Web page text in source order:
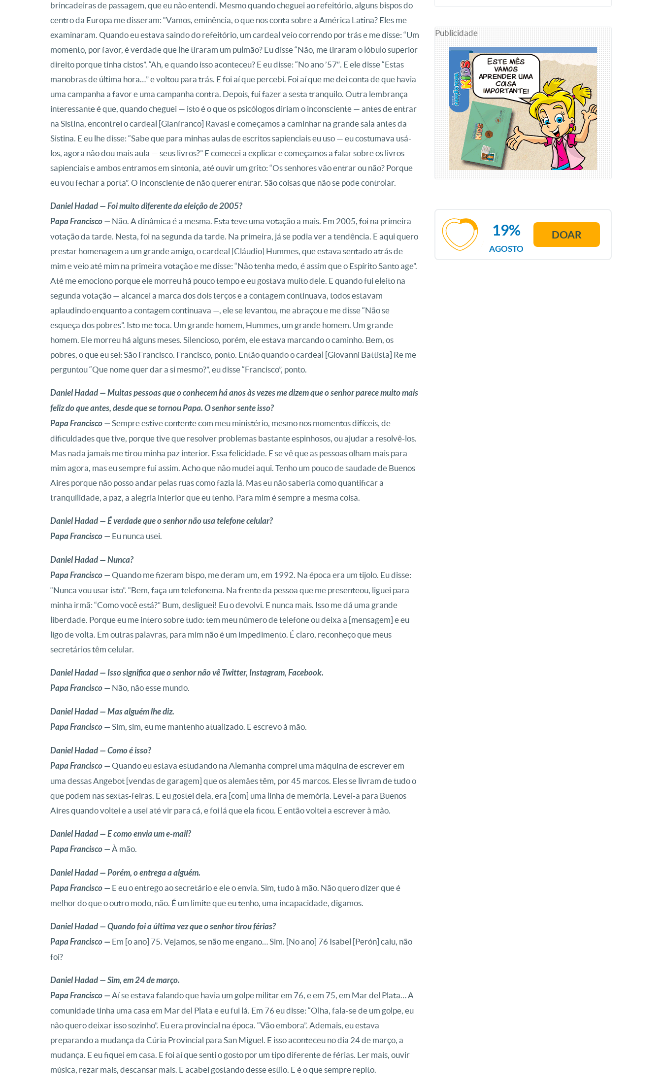
brincadeiras de passagem, que eu não entendi. Mesmo quando cheguei ao refeitório, alguns bispos do
centro da Europa me disseram: “Vamos, eminência, o que nos conta sobre a América Latina? Eles me
examinaram. Quando eu estava saindo do refeitório, um cardeal veio correndo por trás e me disse: “Um
momento, por favor, é verdade que lhe tiraram um pulmão? Eu disse “Não, me tiraram o lóbulo superior
direito porque tinha cistos”. “Ah, e quando isso aconteceu? E eu disse: “No ano ’57″. E ele disse “Estas
manobras de última hora…” e voltou para trás. E foi aí que percebi. Foi aí que me dei conta de que havia
uma campanha a favor e uma campanha contra. Depois, fui fazer a sesta tranquilo. Outra lembrança
interessante é que, quando cheguei — isto é o que os psicólogos diriam o inconsciente — antes de entrar
na Sistina, encontrei o cardeal [Gianfranco] Ravasi e começamos a caminhar na grande sala antes da
Sistina. E eu lhe disse: “Sabe que para minhas aulas de escritos sapienciais eu uso — eu costumava usá-
los, agora não dou mais aula — seus livros?” E comecei a explicar e começamos a falar sobre os livros
sapienciais e ambos entramos em sintonia, até ouvir um grito: “Os senhores vão entrar ou não? Porque
eu vou fechar a porta”. O inconsciente de não querer entrar. São coisas que não se pode controlar.
Daniel Hadad — Foi muito diferente da eleição de 2005?
Papa Francisco — Não. A dinâmica é a mesma. Esta teve uma votação a mais. Em 2005, foi na primeira
votação da tarde. Nesta, foi na segunda da tarde. Na primeira, já se podia ver a tendência. E aqui quero
prestar homenagem a um grande amigo, o cardeal [Cláudio] Hummes, que estava sentado atrás de
mim e veio até mim na primeira votação e me disse: “Não tenha medo, é assim que o Espírito Santo age”.
Até me emociono porque ele morreu há pouco tempo e eu gostava muito dele. E quando fui eleito na
segunda votação — alcancei a marca dos dois terços e a contagem continuava, todos estavam
aplaudindo enquanto a contagem continuava —, ele se levantou, me abraçou e me disse “Não se
esqueça dos pobres”. Isto me toca. Um grande homem, Hummes, um grande homem. Um grande
homem. Ele morreu há alguns meses. Silencioso, porém, ele estava marcando o caminho. Bem, os
pobres, o que eu sei: São Francisco. Francisco, ponto. Então quando o cardeal [Giovanni Battista] Re me
perguntou “Que nome quer dar a si mesmo?”, eu disse “Francisco”, ponto.
Daniel Hadad — Muitas pessoas que o conhecem há anos às vezes me dizem que o senhor parece muito mais
feliz do que antes, desde que se tornou Papa. O senhor sente isso?
Papa Francisco — Sempre estive contente com meu ministério, mesmo nos momentos difíceis, de
dificuldades que tive, porque tive que resolver problemas bastante espinhosos, ou ajudar a resolvê-los.
Mas nada jamais me tirou minha paz interior. Essa felicidade. E se vê que as pessoas olham mais para
mim agora, mas eu sempre fui assim. Acho que não mudei aqui. Tenho um pouco de saudade de Buenos
Aires porque não posso andar pelas ruas como fazia lá. Mas eu não saberia como quantificar a
tranquilidade, a paz, a alegria interior que eu tenho. Para mim é sempre a mesma coisa.
Daniel Hadad — É verdade que o senhor não usa telefone celular?
Papa Francisco — Eu nunca usei.
Daniel Hadad — Nunca?
Papa Francisco — Quando me fizeram bispo, me deram um, em 1992. Na época era um tijolo. Eu disse:
“Nunca vou usar isto”. “Bem, faça um telefonema. Na frente da pessoa que me presenteou, liguei para
minha irmã: “Como você está?” Bum, desliguei! Eu o devolvi. E nunca mais. Isso me dá uma grande
liberdade. Porque eu me intero sobre tudo: tem meu número de telefone ou deixa a [mensagem] e eu
ligo de volta. Em outras palavras, para mim não é um impedimento. É claro, reconheço que meus
secretários têm celular.
Daniel Hadad — Isso significa que o senhor não vê Twitter, Instagram, Facebook.
Papa Francisco — Não, não esse mundo.
Daniel Hadad — Mas alguém lhe diz.
Papa Francisco — Sim, sim, eu me mantenho atualizado. E escrevo à mão.
Daniel Hadad — Como é isso?
Papa Francisco — Quando eu estava estudando na Alemanha comprei uma máquina de escrever em
uma dessas Angebot [vendas de garagem] que os alemães têm, por 45 marcos. Eles se livram de tudo o
que podem nas sextas-feiras. E eu gostei dela, era [com] uma linha de memória. Levei-a para Buenos
Aires quando voltei e a usei até vir para cá, e foi lá que ela ficou. E então voltei a escrever à mão.
Daniel Hadad — E como envia um e-mail?
Papa Francisco — À mão.
Daniel Hadad — Porém, o entrega a alguém.
Papa Francisco — E eu o entrego ao secretário e ele o envia. Sim, tudo à mão. Não quero dizer que é
melhor do que o outro modo, não. É um limite que eu tenho, uma incapacidade, digamos.
Daniel Hadad — Quando foi a última vez que o senhor tirou férias?
Papa Francisco — Em [o ano] 75. Vejamos, se não me engano… Sim. [No ano] 76 Isabel [Perón] caiu, não
foi?
Daniel Hadad — Sim, em 24 de março.
Papa Francisco — Aí se estava falando que havia um golpe militar em 76, e em 75, em Mar del Plata… A
comunidade tinha uma casa em Mar del Plata e eu fui lá. Em 76 eu disse: “Olha, fala-se de um golpe, eu
não quero deixar isso sozinho”. Eu era provincial na época. “Vão embora”. Ademais, eu estava
preparando a mudança da Cúria Provincial para San Miguel. E isso aconteceu no dia 24 de março, a
mudança. E eu fiquei em casa. E foi aí que senti o gosto por um tipo diferente de férias. Ler mais, ouvir
música, rezar mais, descansar mais. E acabei gostando desse estilo. E é o que sempre repito.
Publicidade
AGOSTO
19% DOAR